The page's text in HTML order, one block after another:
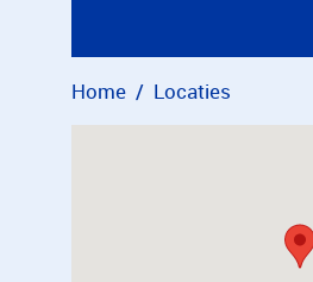
Home Locaties